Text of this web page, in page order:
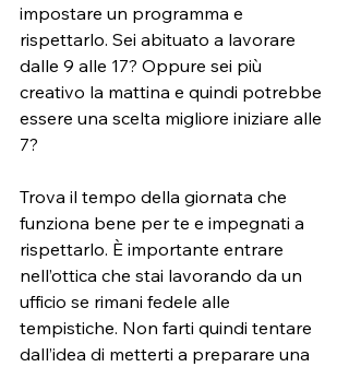
impostare un programma e
rispettarlo. Sei abituato a lavorare
dalle 9 alle 17? Oppure sei più
creativo la mattina e quindi potrebbe
essere una scelta migliore iniziare alle
7?
Trova il tempo della giornata che
funziona bene per te e impegnati a
rispettarlo. È importante entrare
nell’ottica che stai lavorando da un
ufficio se rimani fedele alle
tempistiche. Non farti quindi tentare
dall’idea di metterti a preparare una